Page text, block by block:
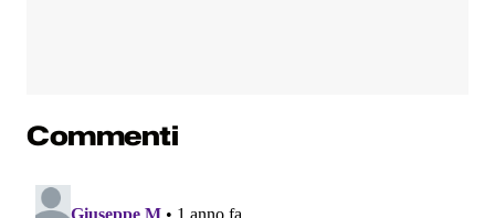
Commenti